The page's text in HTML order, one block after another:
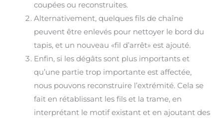
coupées ou reconstruites.
Alternativement, quelques fils de chaîne
peuvent être enlevés pour nettoyer le bord du
tapis, et un nouveau «fil d’arrêt» est ajouté.
Enfin, si les dégâts sont plus importants et
qu’une partie trop importante est affectée,
nous pouvons reconstruire l’extrémité. Cela se
fait en rétablissant les fils et la trame, en
interprétant le motif existant et en ajoutant des